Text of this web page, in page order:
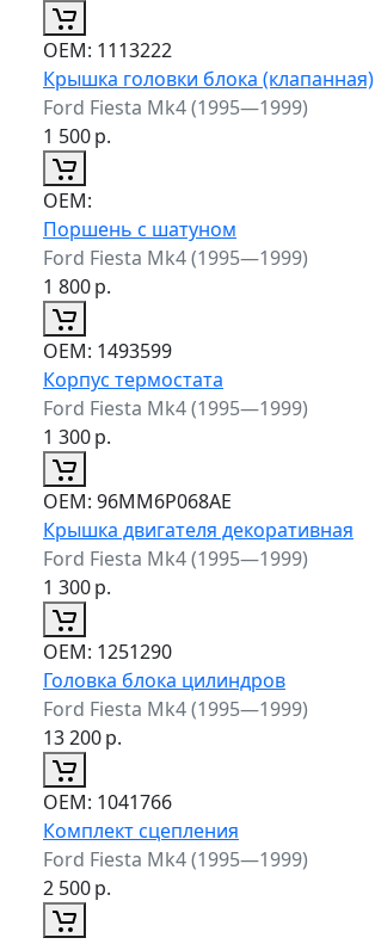
ОЕМ: 1113222
Крышка головки блока (клапанная)
Ford Fiesta Mk4 (1995—1999)
1 500р.
ОЕМ:
Поршень с шатуном
Ford Fiesta Mk4 (1995—1999)
1 800р.
ОЕМ: 1493599
Корпус термостата
Ford Fiesta Mk4 (1995—1999)
1 300р.
ОЕМ: 96MM6P068AE
Крышка двигателя декоративная
Ford Fiesta Mk4 (1995—1999)
1 300р.
ОЕМ: 1251290
Головка блока цилиндров
Ford Fiesta Mk4 (1995—1999)
13 200р.
ОЕМ: 1041766
Комплект сцепления
Ford Fiesta Mk4 (1995—1999)
2 500р.